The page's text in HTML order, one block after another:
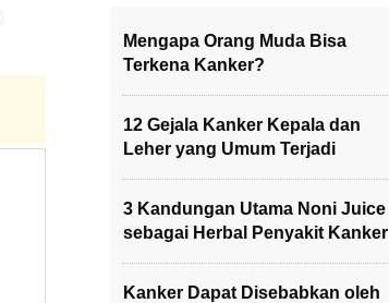
Mengapa Orang Muda Bisa
Terkena Kanker?
12 Gejala Kanker Kepala dan
Leher yang Umum Terjadi
3 Kandungan Utama Noni Juice
sebagai Herbal Penyakit Kanker
Kanker Dapat Disebabkan oleh